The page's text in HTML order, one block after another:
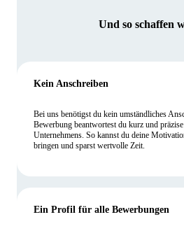
Und so schaffen
Kein Anschreiben
Bei uns benötigst du kein umständliches
Bewerbung beantwortest du kurz und
Unternehmens. So kannst du deine
bringen und sparst wertvolle Zeit.
Ein Profil für alle Bewerbungen